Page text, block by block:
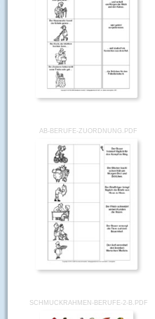
AB-BERUFE-ZUORDNUNG.PDF
SCHMUCKRAHMEN-BERUFE-2-B.PDF